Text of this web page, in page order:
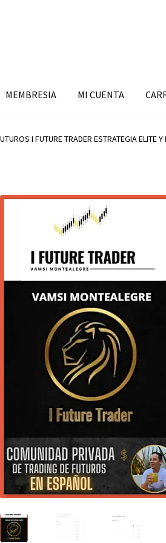
MEMBRESIA MI CUENTA
I FUTURE TRADER ESTRATEGIA ELITE